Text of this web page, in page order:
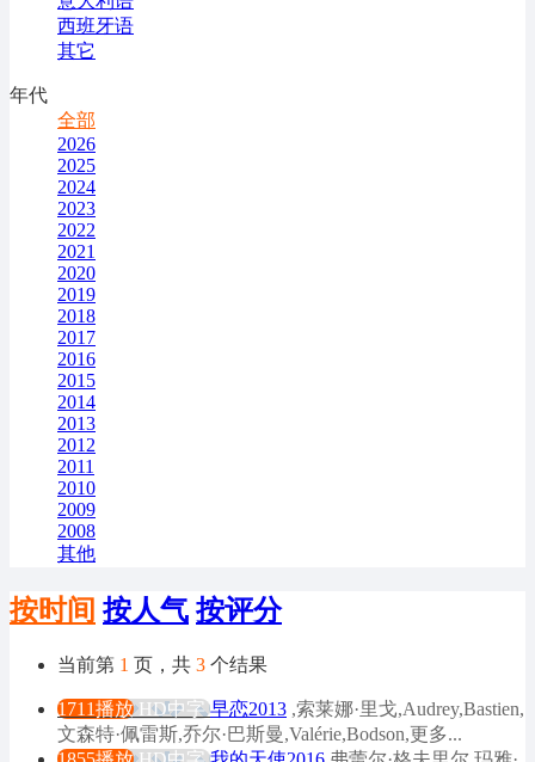
西班牙语
其它
年代
全部
2026
2025
2024
2023
2022
2021
2020
2019
2018
2017
2016
2015
2014
2013
2012
2011
2010
2009
2008
其他
按时间 按人气 按评分
当前第 1 页，共 3 个结果
1711播放 HD中字 早恋2013 ,索莱娜·里戈,Audrey,Bastien,
文森特·佩雷斯,乔尔·巴斯曼,Valérie,Bodson,更多...